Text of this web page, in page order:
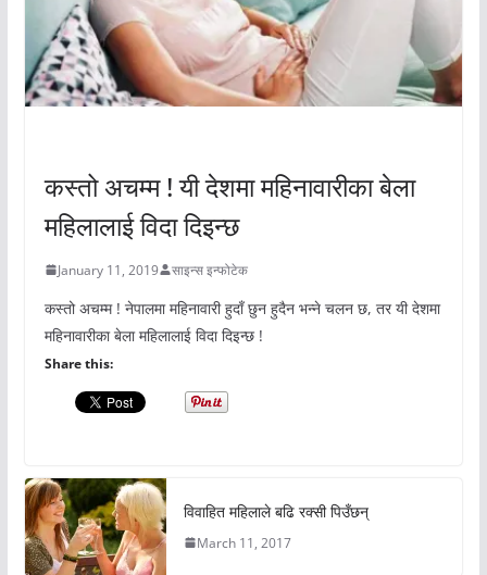
कस्तो अचम्म ! यी देशमा महिनावारीका बेला
महिलालाई विदा दिइन्छ
January 11, 2019 साइन्स इन्फोटेक
कस्तो अचम्म ! नेपालमा महिनावारी हुदाँ छुन हुदैन भन्ने चलन छ, तर यी देशमा
महिनावारीका बेला महिलालाई विदा दिइन्छ !
Share this:
विवाहित महिलाले बढि रक्सी पिउँछन्
March 11, 2017